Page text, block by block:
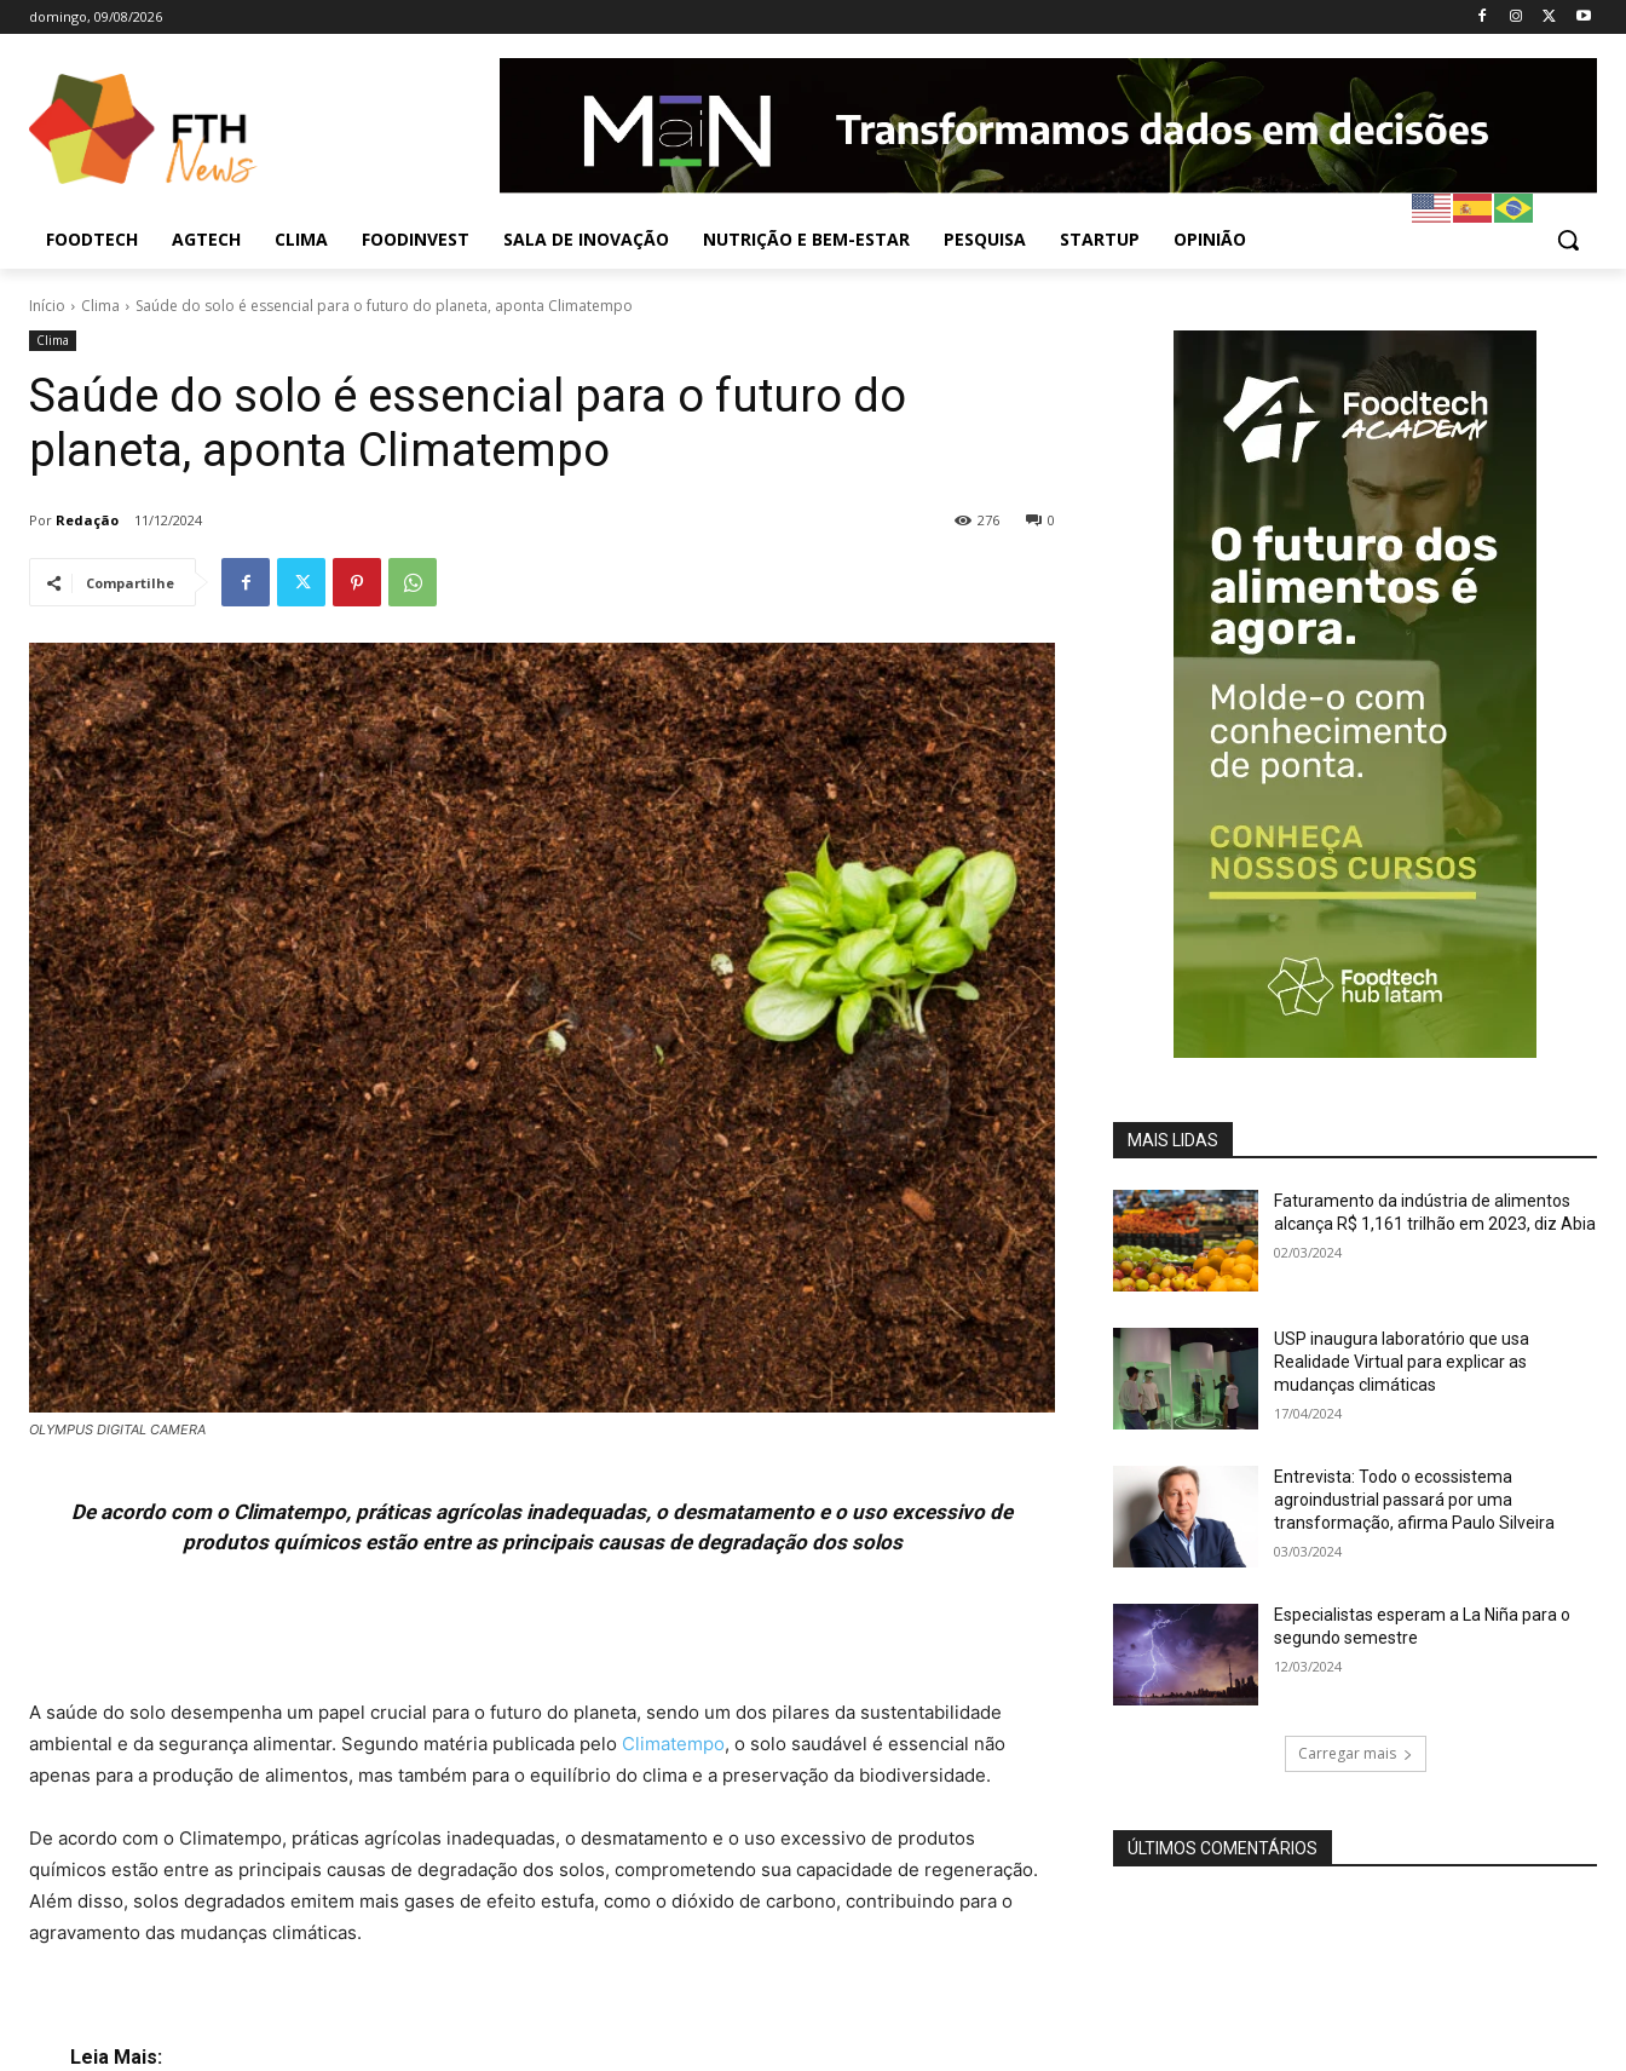
domingo, 09/08/2026
FOODTECH AGTECH CLIMA FOODINVEST SALA DE INOVAÇÃO NUTRIÇÃO E BEM-ESTAR PESQUISA STARTUP OPINIÃO
Início Clima Saúde do solo é essencial para o futuro do planeta, aponta Climatempo
Clima
Saúde do solo é essencial para o futuro do
planeta, aponta Climatempo
Por Redação 11/12/2024 0
276
Compartilhe
OLYMPUS DIGITAL CAMERA
De acordo com o Climatempo, práticas agrícolas inadequadas, o desmatamento e o uso excessivo de
produtos químicos estão entre as principais causas de degradação dos solos
A saúde do solo desempenha um papel crucial para o futuro do planeta, sendo um dos pilares da sustentabilidade
ambiental e da segurança alimentar. Segundo matéria publicada pelo Climatempo, o solo saudável é essencial não
apenas para a produção de alimentos, mas também para o equilíbrio do clima e a preservação da biodiversidade.
De acordo com o Climatempo, práticas agrícolas inadequadas, o desmatamento e o uso excessivo de produtos
químicos estão entre as principais causas de degradação dos solos, comprometendo sua capacidade de regeneração.
Além disso, solos degradados emitem mais gases de efeito estufa, como o dióxido de carbono, contribuindo para o
agravamento das mudanças climáticas.
Leia Mais:
MAIS LIDAS
Faturamento da indústria de alimentos
alcança R$ 1,161 trilhão em 2023, diz Abia
02/03/2024
USP inaugura laboratório que usa
Realidade Virtual para explicar as
mudanças climáticas
17/04/2024
Entrevista: Todo o ecossistema
agroindustrial passará por uma
transformação, afirma Paulo Silveira
03/03/2024
Especialistas esperam a La Niña para o
segundo semestre
12/03/2024
Carregar mais
ÚLTIMOS COMENTÁRIOS